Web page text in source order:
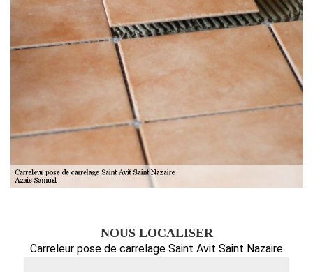
NOUS LOCALISER
Carreleur pose de carrelage Saint Avit Saint Nazaire